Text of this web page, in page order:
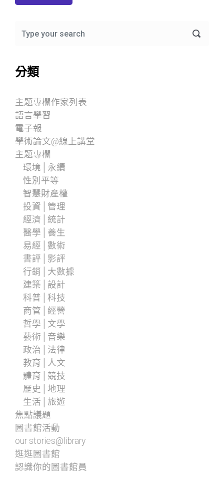
分類
主題專欄作家列表
語言學習
電子報
學術論文@線上講堂
主題專欄
環境│永續
性別平等
智慧財產權
投資│管理
經濟│統計
醫學│養生
易經│數術
書評│影評
行銷│大數據
建築│設計
科普│科技
商管│經營
哲學│文學
藝術│音樂
政治│法律
教育│人文
體育│競技
歷史│地理
生活│旅遊
焦點議題
圖書館活動
our stories@library
逛逛圖書館
認識你的圖書館員